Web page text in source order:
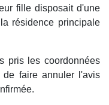
fille disposait d'une
résidence principale
pris les coordonnées
de faire annuler l'avis